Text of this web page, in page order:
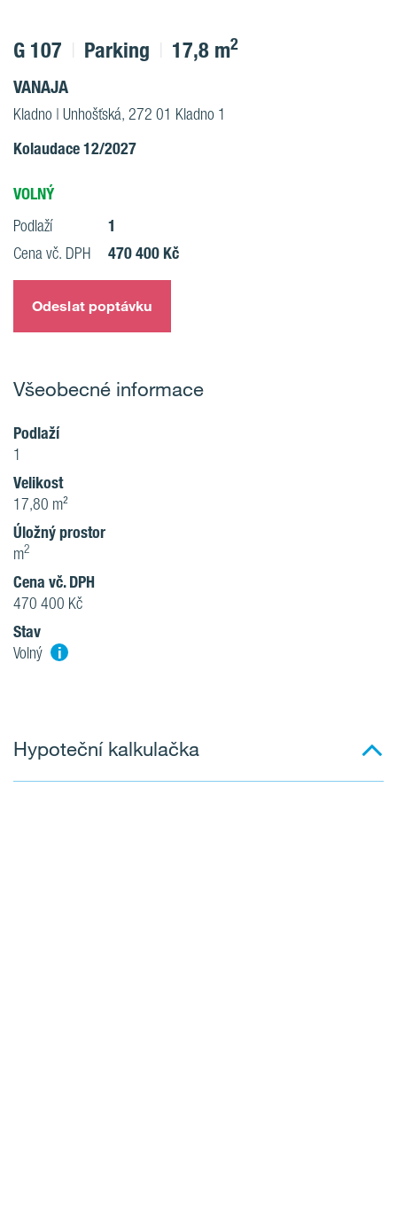
G 107 Parking 17,8 m2
VANAJA
Kladno | Unhošťská, 272 01 Kladno 1
Kolaudace 12/2027
VOLNÝ
Podlaží 1
Cena vč. DPH 470 400 Kč
Odeslat poptávku
Všeobecné informace
Podlaží
1
Velikost
17,80 m²
Úložný prostor
m2
Cena vč. DPH
470 400 Kč
Stav
Volný i
Hypoteční kalkulačka